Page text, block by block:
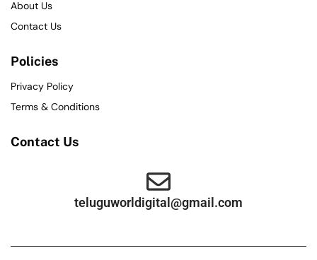
About Us
Contact Us
Policies
Privacy Policy
Terms & Conditions
Contact Us
teluguworldigital@gmail.com